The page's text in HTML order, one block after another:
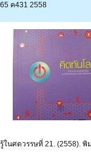
ค431 2558
ศตวรรษที่ 21. (2558). พิ